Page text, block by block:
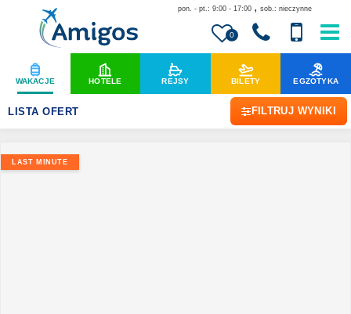
0
pon. - pt.: 9:00 - 17:00 , sob.: nieczynne
WAKACJE HOTELE REJSY BILETY EGZOTYKA
LISTA OFERT FILTRUJ WYNIKI
LAST MINUTE